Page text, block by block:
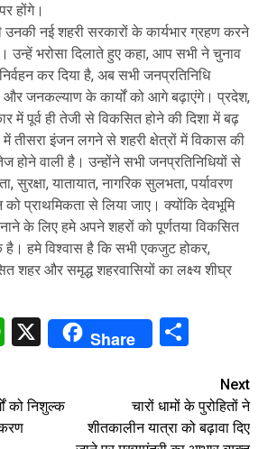
होंगे।
उनकी नई शहरी सरकारों के कार्यभार ग्रहण करने
उन्हें भरोसा दिलाते हुए कहा, आप सभी ने चुनाव
कर दिया है, अब सभी जनप्रतिनिधि
जनकल्याण के कार्यों को आगे बढ़ाएंगे। प्रदेश,
में पूर्व ही तेजी से विकसित होने की दिशा में बढ़
तीसरा इंजन लगने से शहरी क्षेत्रों में विकास की
होने वाली है। उन्होंने सभी जनप्रतिनिधियों से
सुरक्षा, यातायात, नागरिक सुलभता, पर्यावरण
प्राथमिकता से लिया जाए। क्योंकि देवभूमि
के लिए हमे अपने शहरों को पूर्णतया विकसित
हमे विश्वास है कि सभी एकजुट होकर,
शहर और समृद्ध शहरवासियों का लक्ष्य शीघ्र
WhatsApp
X Share
को निशुल्क
Next
चारों धामों के पुरोहितों ने
शीतकालीन यात्रा को बढ़ावा दिए